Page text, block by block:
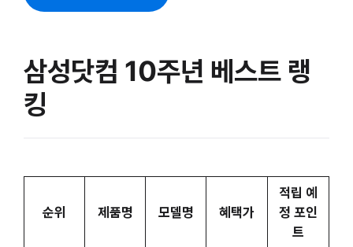
삼성닷컴 10주년 베스트 랭
킹
순위 제품명 모델명 혜택가
적립 예
정 포인
트